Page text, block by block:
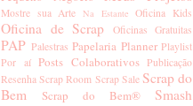
Mostre sua Arte Na Estante Oficina Kids
Oficina de Scrap Oficinas Gratuitas
PAP Palestras Papelaria Planner Playlist
Por aí
Posts Colaborativos
Publicação
Resenha Scrap Room Scrap Sale Scrap do
Bem
Scrap do Bem® Smash